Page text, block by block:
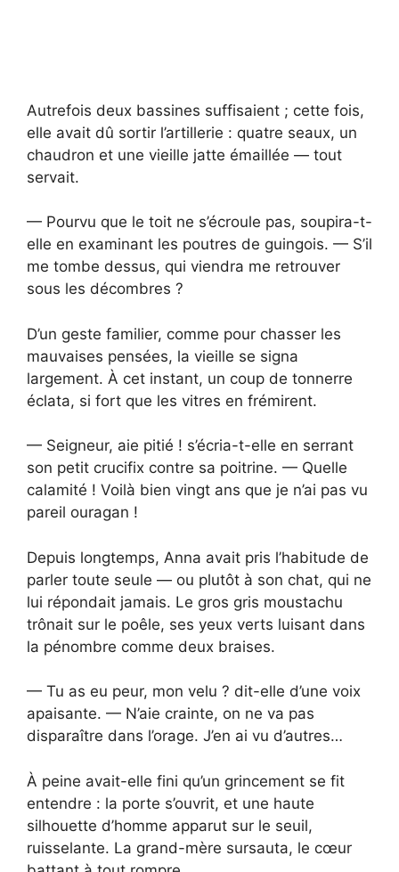
Autrefois deux bassines suffisaient ; cette fois,
elle avait dû sortir l’artillerie : quatre seaux, un
chaudron et une vieille jatte émaillée — tout
servait.
— Pourvu que le toit ne s’écroule pas, soupira-t-
elle en examinant les poutres de guingois. — S’il
me tombe dessus, qui viendra me retrouver
sous les décombres ?
D’un geste familier, comme pour chasser les
mauvaises pensées, la vieille se signa
largement. À cet instant, un coup de tonnerre
éclata, si fort que les vitres en frémirent.
— Seigneur, aie pitié ! s’écria-t-elle en serrant
son petit crucifix contre sa poitrine. — Quelle
calamité ! Voilà bien vingt ans que je n’ai pas vu
pareil ouragan !
Depuis longtemps, Anna avait pris l’habitude de
parler toute seule — ou plutôt à son chat, qui ne
lui répondait jamais. Le gros gris moustachu
trônait sur le poêle, ses yeux verts luisant dans
la pénombre comme deux braises.
— Tu as eu peur, mon velu ? dit-elle d’une voix
apaisante. — N’aie crainte, on ne va pas
disparaître dans l’orage. J’en ai vu d’autres…
À peine avait-elle fini qu’un grincement se fit
entendre : la porte s’ouvrit, et une haute
silhouette d’homme apparut sur le seuil,
ruisselante. La grand-mère sursauta, le cœur